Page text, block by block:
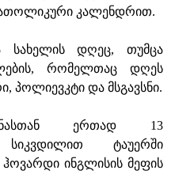
კალენდრით.
სახელის დღეც, თუმცა
რომელთაც დღეს
პოლიევკტი და მსგავსნი.
ერთად 13
ტაუერში
ინგლისის მეფის